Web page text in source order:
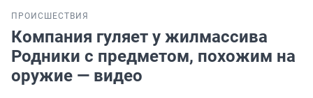
ПРОИСШЕСТВИЯ
Компания гуляет у жилмассива
Родники с предметом, похожим на
оружие — видео